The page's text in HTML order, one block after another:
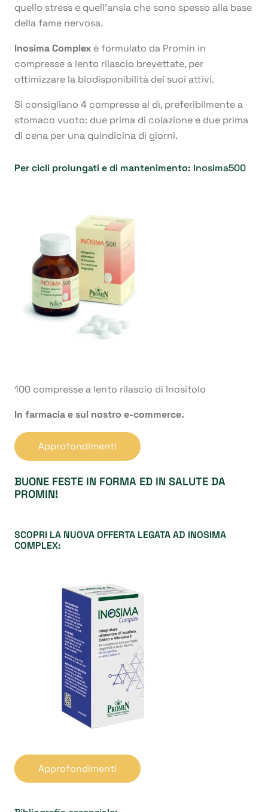
quello stress e quell’ansia che sono spesso alla base
della fame nervosa.
Inosima Complex è formulato da Promin in
compresse a lento rilascio brevettate, per
ottimizzare la biodisponibilità dei suoi attivi.
Si consigliano 4 compresse al dì, preferibilmente a
stomaco vuoto: due prima di colazione e due prima
di cena per una quindicina di giorni.
Per cicli prolungati e di mantenimento: Inosima500
100 compresse a lento rilascio di Inositolo
In farmacia e sul nostro e-commerce.
Approfondimenti
BUONE FESTE IN FORMA ED IN SALUTE DA
PROMIN!
SCOPRI LA NUOVA OFFERTA LEGATA AD INOSIMA
COMPLEX:
Approfondimenti